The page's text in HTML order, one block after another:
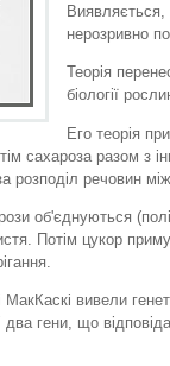
Виявляється,
нерозривно
Теорія
біології
Его теорія
сахароза разом з
розподіл речовин
об'єднуються
Потім цукор
вивели
гени, що